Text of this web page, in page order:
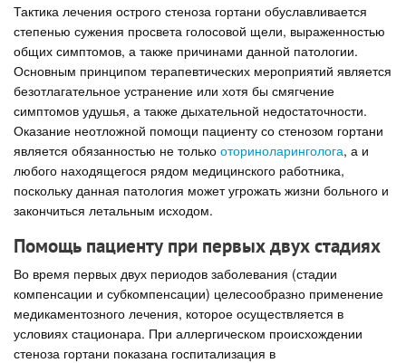
Тактика лечения острого стеноза гортани обуславливается
степенью сужения просвета голосовой щели, выраженностью
общих симптомов, а также причинами данной патологии.
Основным принципом терапевтических мероприятий является
безотлагательное устранение или хотя бы смягчение
симптомов удушья, а также дыхательной недостаточности.
Оказание неотложной помощи пациенту со стенозом гортани
является обязанностью не только оториноларинголога, а и
любого находящегося рядом медицинского работника,
поскольку данная патология может угрожать жизни больного и
закончиться летальным исходом.
Помощь пациенту при первых двух стадиях
Во время первых двух периодов заболевания (стадии
компенсации и субкомпенсации) целесообразно применение
медикаментозного лечения, которое осуществляется в
условиях стационара. При аллергическом происхождении
стеноза гортани показана госпитализация в